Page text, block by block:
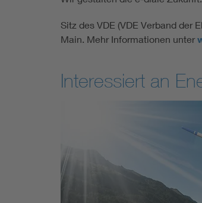
Sitz des VDE (VDE Verband der
Main. Mehr Informationen unter
Interessiert an